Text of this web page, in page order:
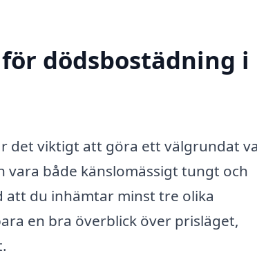
dödsbostädning i
det viktigt att göra ett välgrundat
vara både känslomässigt tungt och
du inhämtar minst tre olika
en bra överblick över prisläget,